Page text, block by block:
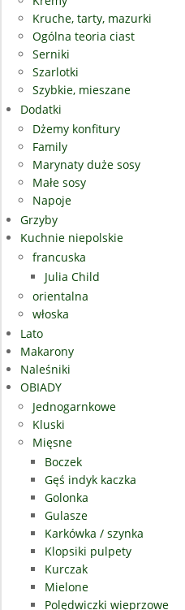
Kruche, tarty, mazurki
Ogólna teoria ciast
Serniki
Szarlotki
Szybkie, mieszane
Dodatki
Dżemy konfitury
Family
Marynaty duże sosy
Małe sosy
Napoje
Grzyby
Kuchnie niepolskie
francuska
Julia Child
orientalna
włoska
Lato
Makarony
Naleśniki
OBIADY
Jednogarnkowe
Kluski
Mięsne
Boczek
Gęś indyk kaczka
Golonka
Gulasze
Karkówka / szynka
Klopsiki pulpety
Kurczak
Mielone
Polędwiczki wieprzowe